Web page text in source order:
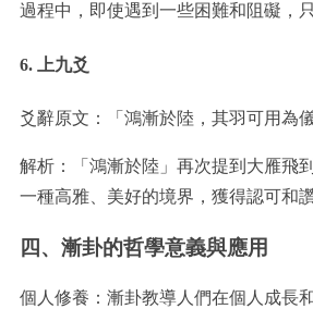
過程中，即使遇到一些困難和阻礙，
6. 上九爻
爻辭原文：「鴻漸於陸，其羽可用為
解析：「鴻漸於陸」再次提到大雁飛
一種高雅、美好的境界，獲得認可和讚
四、漸卦的哲學意義與應用
個人修養：漸卦教導人們在個人成長